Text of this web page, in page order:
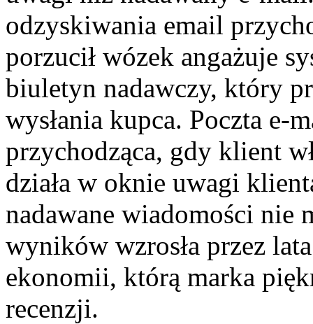
odzyskiwania email
porzucił wózek angażuje
biuletyn nadawczy, który
wysłania kupca. Poczta e-
przychodząca, gdy klient
działa w oknie uwagi
nadawane wiadomości nie
wyników wzrosła przez
ekonomii, którą marka
recenzji.